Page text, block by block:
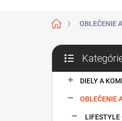
DomovOBLEČENIE
B
č
kategórie
DIELY A
OBLEČENIE
LIFESTYLE